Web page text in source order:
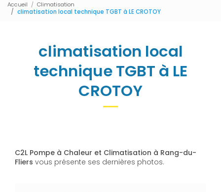
Accueil
Climatisation
climatisation local technique TGBT à LE CROTOY
climatisation local
technique TGBT à LE
CROTOY
C2L Pompe à Chaleur et Climatisation à Rang-du-
Fliers vous présente ses dernières photos.